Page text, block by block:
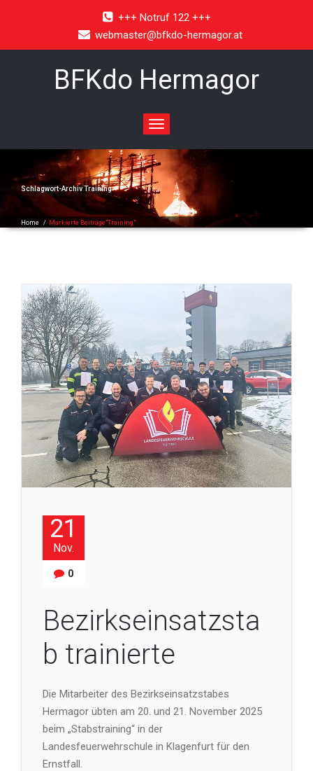
+++ Notruf 122 +++
webmaster@bfkdo-hermagor.at
BFKdo Hermagor
Toggle
navigation
Schlagwort-ArchivTraining
Home / Markierte Beiträge"Training"
21
Nov.
0
Bezirkseinsatzsta
b trainierte
Die Mitarbeiter des Bezirkseinsatzstabes
Hermagor übten am 20. und 21. November 2025
beim „Stabstraining“ in der
Landesfeuerwehrschule in Klagenfurt für den
Ernstfall.